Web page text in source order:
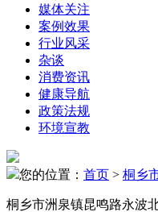
媒体关注
案例效果
行业风采
杂谈
消费资讯
健康导航
政策法规
环境宣教
您的位置： 首页 > 桐乡
桐乡市洲泉镇昆鸣路永波